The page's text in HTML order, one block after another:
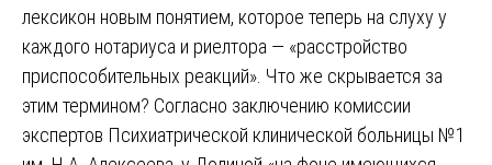
лексикон новым понятием, которое теперь на слуху у
каждого нотариуса и риелтора — «расстройство
приспособительных реакций». Что же скрывается за
этим термином? Согласно заключению комиссии
экспертов Психиатрической клинической больницы №1